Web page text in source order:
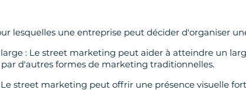
lesquelles une entreprise peut décider d'organiser
: Le street marketing peut aider à atteindre un
d'autres formes de marketing traditionnelles.
street marketing peut offrir une présence visuelle